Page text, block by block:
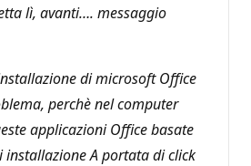
lì, avanti…. messaggio
di microsoft Office
perchè nel computer
applicazioni Office basate
A portata di click